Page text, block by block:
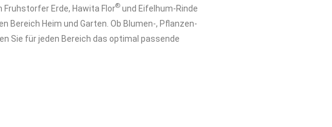
Fruhstorfer Erde, Hawita Flor® und Eifelhum-Rinde
Bereich Heim und Garten. Ob Blumen-, Pflanzen-
Sie für jeden Bereich das optimal passende